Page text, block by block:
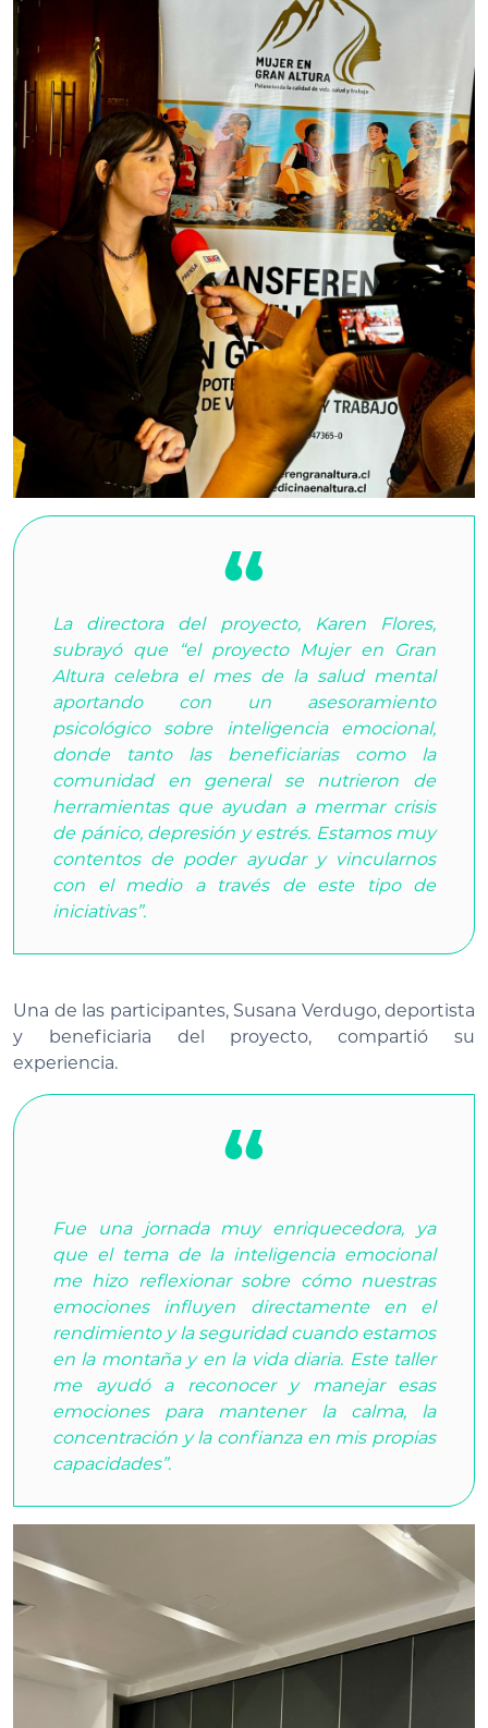
La directora del proyecto, Karen Flores,
subrayó que “el proyecto Mujer en Gran
Altura celebra el mes de la salud mental
aportando con un asesoramiento
psicológico sobre inteligencia emocional,
donde tanto las beneficiarias como la
comunidad en general se nutrieron de
herramientas que ayudan a mermar crisis
de pánico, depresión y estrés. Estamos muy
contentos de poder ayudar y vincularnos
con el medio a través de este tipo de
iniciativas”.
Una de las participantes, Susana Verdugo, deportista
y beneficiaria del proyecto, compartió su
experiencia.
Fue una jornada muy enriquecedora, ya
que el tema de la inteligencia emocional
me hizo reflexionar sobre cómo nuestras
emociones influyen directamente en el
rendimiento y la seguridad cuando estamos
en la montaña y en la vida diaria. Este taller
me ayudó a reconocer y manejar esas
emociones para mantener la calma, la
concentración y la confianza en mis propias
capacidades”.